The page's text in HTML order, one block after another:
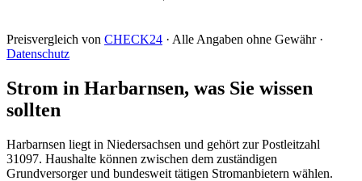
Preisvergleich von CHECK24 · Alle Angaben ohne Gewähr ·
Datenschutz
Strom in Harbarnsen, was Sie wissen
sollten
Harbarnsen liegt in Niedersachsen und gehört zur Postleitzahl
31097. Haushalte können zwischen dem zuständigen
Grundversorger und bundesweit tätigen Stromanbietern wählen.